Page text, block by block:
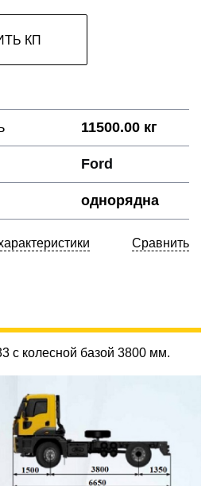
КП
11500.00 кг
Ford
однорядна
Сравнить
с колесной базой 3800 мм.